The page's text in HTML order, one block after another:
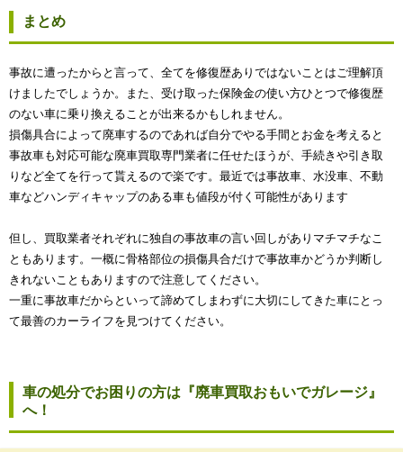
まとめ
事故に遭ったからと言って、全てを修復歴ありではないことはご理解頂
けましたでしょうか。また、受け取った保険金の使い方ひとつで修復歴
のない車に乗り換えることが出来るかもしれません。
損傷具合によって廃車するのであれば自分でやる手間とお金を考えると
事故車も対応可能な廃車買取専門業者に任せたほうが、手続きや引き取
りなど全てを行って貰えるので楽です。最近では事故車、水没車、不動
車などハンディキャップのある車も値段が付く可能性があります
但し、買取業者それぞれに独自の事故車の言い回しがありマチマチなこ
ともあります。一概に骨格部位の損傷具合だけで事故車かどうか判断し
きれないこともありますので注意してください。
一重に事故車だからといって諦めてしまわずに大切にしてきた車にとっ
て最善のカーライフを見つけてください。
車の処分でお困りの方は『廃車買取おもいでガレージ』
へ！